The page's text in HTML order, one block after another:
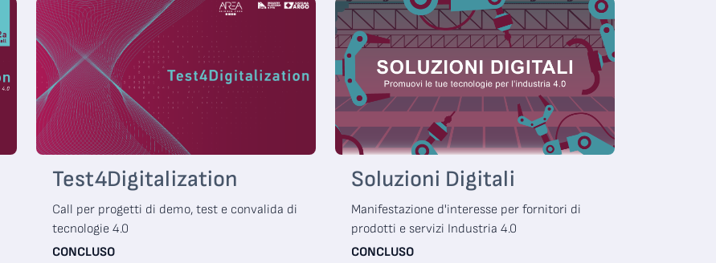
Test4Digitalization
Call per progetti di demo, test e convalida di
tecnologie 4.0
CONCLUSO
Soluzioni Digitali
Manifestazione d'interesse per fornitori di
prodotti e servizi Industria 4.0
CONCLUSO